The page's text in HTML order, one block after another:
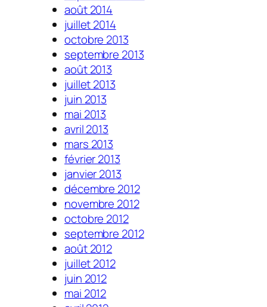
août 2014
juillet 2014
octobre 2013
septembre 2013
août 2013
juillet 2013
juin 2013
mai 2013
avril 2013
mars 2013
février 2013
janvier 2013
décembre 2012
novembre 2012
octobre 2012
septembre 2012
août 2012
juillet 2012
juin 2012
mai 2012